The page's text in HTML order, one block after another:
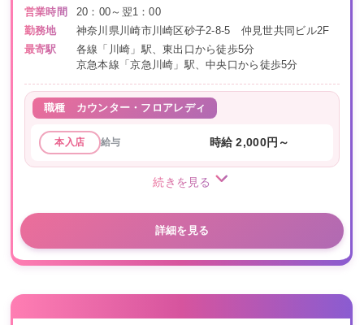
営業時間
20：00～翌1：00
勤務地
神奈川県川崎市川崎区砂子2-8-5 仲見世共同ビル2F
最寄駅
各線「川崎」駅、東出口から徒歩5分
京急本線「京急川崎」駅、中央口から徒歩5分
職種 カウンター・フロアレディ
本入店 給与 時給 2,000円～
続きを見る
詳細を見る